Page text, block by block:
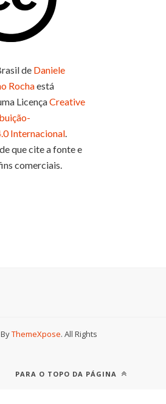
de Daniele
Rochaestá
LicençaCreative
Internacional.
que cite a fonte e
comerciais.
ThemeXpose. All Rights
PARA O TOPO DA PÁGINA